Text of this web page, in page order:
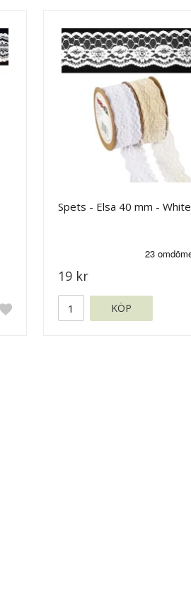
Spets - Elsa 40 mm - White
19 kr
KÖP